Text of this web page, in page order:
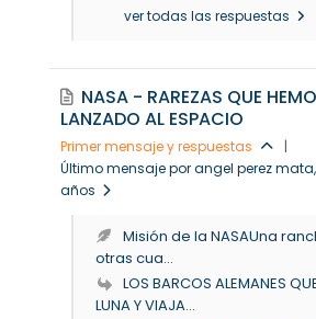
ver todas las respuestas
NASA - RAREZAS QUE
LANZADO AL ESPACIO
Primer mensaje y respuestas
|
Último mensaje por angel perez mata
años
Misión de la NASAUna
otras cua...
LOS BARCOS ALEMANES
LUNA Y VIAJA...